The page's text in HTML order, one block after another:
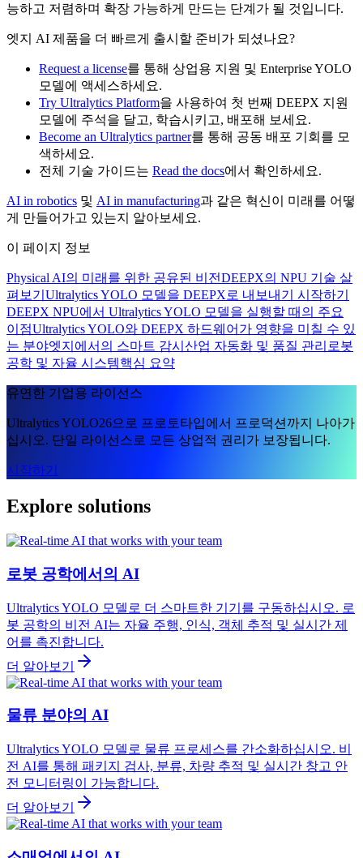
능하고 저렴하며 확장 가능하게 만드는 단계가 될 것입니다.
엣지 AI 제품을 더 빠르게 출시할 준비가 되셨나요?
Request a license를 통해 상업용 지원 및 Enterprise YOLO
모델에 액세스하세요.
Try Ultralytics Platform을 사용하여 첫 번째 DEEPX 지원
모델에 주석을 달고, 학습시키고, 배포해 보세요.
Become an Ultralytics partner를 통해 공동 배포 기회를 모
색하세요.
전체 기술 가이드는 Read the docs에서 확인하세요.
AI in robotics 및 AI in manufacturing과 같은 혁신이 미래를 어떻
게 만들어가고 있는지 알아보세요.
이 페이지 정보
Physical AI의 미래를 위한 공유된 비전DEEPX의 NPU 기술 살
펴보기 Ultralytics YOLO 모델을 DEEPX로 내보내기 시작하기
DEEPX NPU에서 Ultralytics YOLO 모델을 실행할 때의 주요
이점Ultralytics YOLO와 DEEPX 하드웨어가 영향을 미칠 수 있
는 분야엣지에서의 스마트 감시 산업 자동화 및 품질 관리 로봇
공학 및 자율 시스템핵심 요약
유연한 기업용 라이선스
Ultralytics YOLO26으로 프로토타입에서 프로덕션까지 나아가
십시오. 단일 라이선스로 모든 상업적 권리가 보장됩니다.
시작하기
Explore solutions
로봇 공학에서의 AI
Ultralytics YOLO 모델로 더 스마트한 기기를 구동하십시오. 로
봇 공학의 비전 AI는 자율 주행, 인식, 객체 추적 및 실시간 제
어를 촉진합니다.
더 알아보기
물류 분야의 AI
Ultralytics YOLO 모델로 물류 프로세스를 간소화하십시오. 비
전 AI를 통해 패키지 검사, 분류, 차량 추적 및 실시간 창고 안
전 모니터링이 가능합니다.
더 알아보기